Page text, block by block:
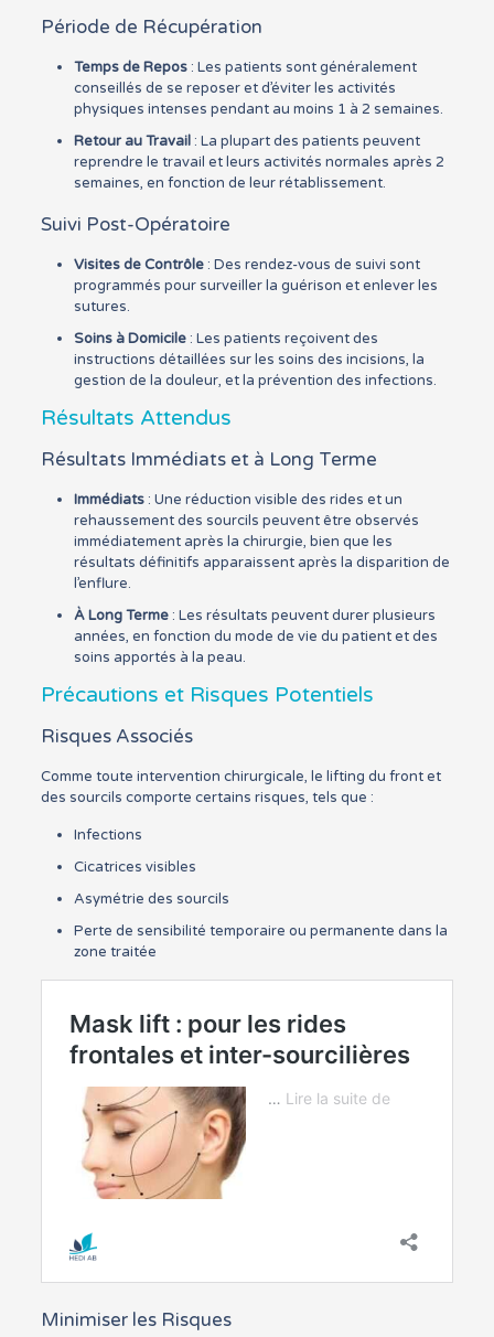
Période de Récupération
Temps de Repos: Les patients sont généralement
conseillés de se reposer et d’éviter les activités
physiques intenses pendant au moins 1 à 2 semaines.
Retour au Travail: La plupart des patients peuvent
reprendre le travail et leurs activités normales après 2
semaines, en fonction de leur rétablissement.
Suivi Post-Opératoire
Visites de Contrôle: Des rendez-vous de suivi sont
programmés pour surveiller la guérison et enlever les
sutures.
Soins à Domicile: Les patients reçoivent des
instructions détaillées sur les soins des incisions, la
gestion de la douleur, et la prévention des infections.
Résultats Attendus
Résultats Immédiats et à Long Terme
Immédiats: Une réduction visible des rides et un
rehaussement des sourcils peuvent être observés
immédiatement après la chirurgie, bien que les
résultats définitifs apparaissent après la disparition de
l’enflure.
À Long Terme: Les résultats peuvent durer plusieurs
années, en fonction du mode de vie du patient et des
soins apportés à la peau.
Précautions et Risques Potentiels
Risques Associés
Comme toute intervention chirurgicale, le lifting du front et
des sourcils comporte certains risques, tels que :
Infections
Cicatrices visibles
Asymétrie des sourcils
Perte de sensibilité temporaire ou permanente dans la
zone traitée
Minimiser les Risques